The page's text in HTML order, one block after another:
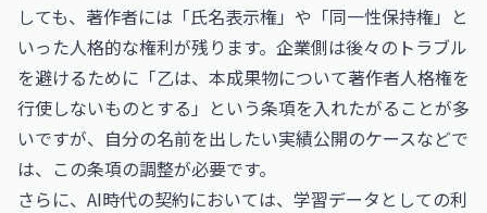
しても、著作者には「氏名表示権」や「同一性保持権」と
いった人格的な権利が残ります。企業側は後々のトラブル
を避けるために「乙は、本成果物について著作者人格権を
行使しないものとする」という条項を入れたがることが多
いですが、自分の名前を出したい実績公開のケースなどで
は、この条項の調整が必要です。
さらに、AI時代の契約においては、学習データとしての利